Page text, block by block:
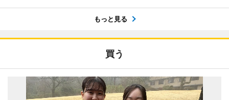
もっと見る
買う